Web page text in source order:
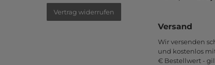
Vertrag widerrufen
Versand
Wir versenden
und kostenlos
€ Bestell­wert -